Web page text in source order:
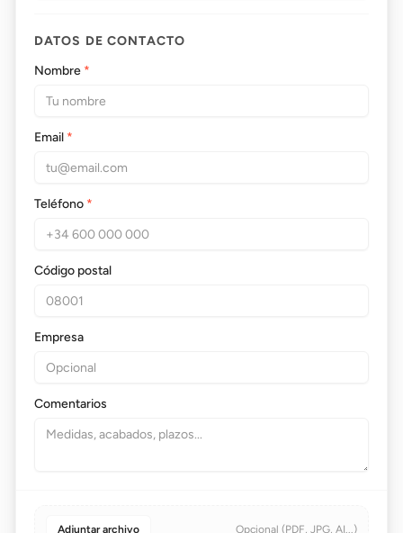
DATOS DE CONTACTO
Nombre *
Email *
Teléfono *
Código postal
Empresa
Comentarios
Adjuntar archivo Opcional (PDF, JPG, AI...)